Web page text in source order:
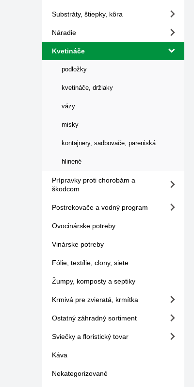
Substráty, štiepky, kôra
Náradie
Kvetináče
podložky
kvetináče, držiaky
vázy
misky
kontajnery, sadbovače, pareniská
hlinené
Prípravky proti chorobám a
škodcom
Postrekovače a vodný program
Ovocinárske potreby
Vinárske potreby
Fólie, textílie, clony, siete
Žumpy, komposty a septiky
Krmivá pre zvieratá, krmítka
Ostatný záhradný sortiment
Sviečky a floristický tovar
Káva
Nekategorizované